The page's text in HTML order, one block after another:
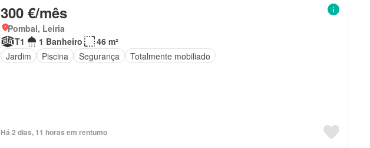
300 €/mês
Pombal, Leiria
T1
1 Banheiro
46 m²
Jardim
Piscina Segurança Totalmente mobiliado
Há 2 dias, 11 horas em rentumo